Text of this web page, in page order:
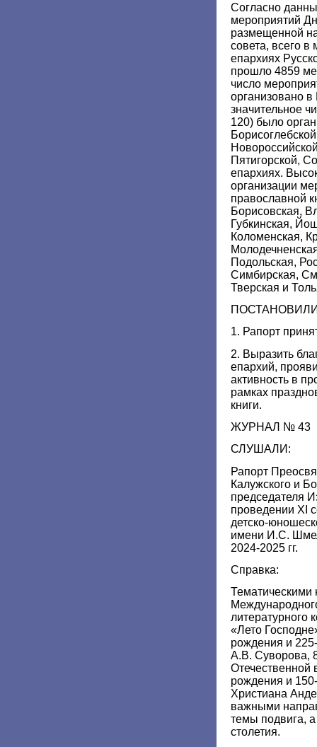
Согласно
мероприятий
размещенной
совета, всего в
епархиях
прошло 4859
число
организовано в
значительное
120) было
Пятигорской,
епархиях.
организации
православной
Борисовская,
Губкинская,
Коломенская,
Подольская,
Симбирская,
Тверская и
1. Рапорт
2. Выразить
епархий,
активность в
рамках
книги.
ЖУРНАЛ № 43
СЛУШАЛИ:
Рапорт
Калужского и
председателя
проведении XI
детско-
имени И.С.
2024-2025 гг.
Справка:
Тематическими
«Лето
рождения и
А.В. Суворова,
Отечественной
рождения и
Христиана
важными
темы подвига,
столетия.